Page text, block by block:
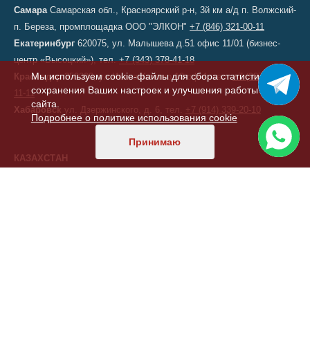
СамараСамарская обл., Красноярский р-н, 3й км а/д п. Волжский-
п. Береза, промплощадка ООО "ЭЛКОН" +7 (846) 321-00-11
Екатеринбург 620075, ул. Малышева д.51 офис 11/01 (бизнес-
центр «Высоцкий»), тел.+7 (343) 378-41-18
Краснодар350000, ул.Ивана Кияшко 10 оф 4, тел.+7 (987) 950-
11-11
Хабаровск ул. Дзержинского, д. 6, тел. +7 (914) 339-20-10
КАЗАХСТАН
Мы используем cookie-файлы для сбора статистики,
сохранения Ваших настроек и улучшения работы
сайта.
Подробнее о политике использования cookie
Принимаю